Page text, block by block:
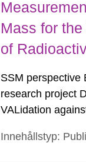
Mass for
of
SSM perspective
research project
VALidation
composed of
Innehållstyp: